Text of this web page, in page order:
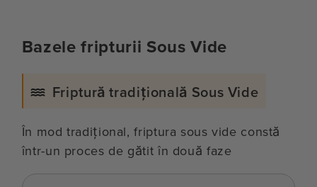
Bazele fripturii Sous Vide
Friptură tradițională Sous Vide
În mod tradițional, friptura sous vide constă
într-un proces de gătit în două faze